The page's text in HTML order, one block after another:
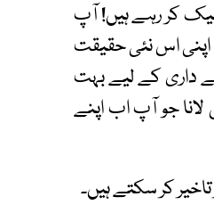
چیک کر رہے ہیں! آپ
اس نئی حقیقت
داری کے لیے بہت
جو آپ اب اپنے
کر سکتے ہیں۔